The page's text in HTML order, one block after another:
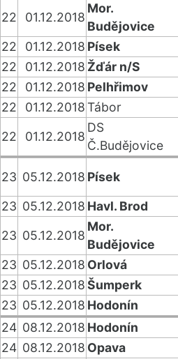
22
01.12.2018
Mor.
Budějovice
22
01.12.2018 Písek
22
01.12.2018 Žďár n/S
22
01.12.2018 Pelhřimov
22
01.12.2018Tábor
22
01.12.2018
DS
Č.Budějovice
23 05.12.2018 Písek
23 05.12.2018 Havl. Brod
23 05.12.2018
Mor.
Budějovice
23 05.12.2018 Orlová
23 05.12.2018Šumperk
23 05.12.2018 Hodonín
24 08.12.2018 Hodonín
24 08.12.2018 Opava